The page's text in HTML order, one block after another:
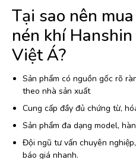
Tại sao nên
nén khí
Việt Á?
Sản phẩm có nguồn gốc rõ
theo nhà sản xuất
Cung cấp đầy đủ chứng từ,
Sản phẩm đa dạng model,
Đội ngũ tư vấn chuyên
báo giá nhanh.